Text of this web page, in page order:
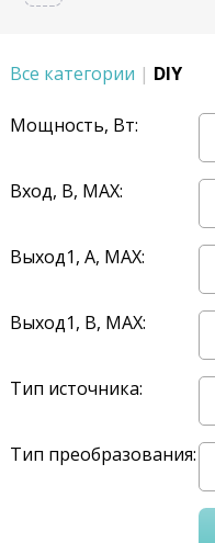
Все категории | DIY
Мощность, Вт:
Вход, В, MAX:
Выход1, A, MAX:
Выход1, В, MAX:
Тип источника:
Тип преобразования: